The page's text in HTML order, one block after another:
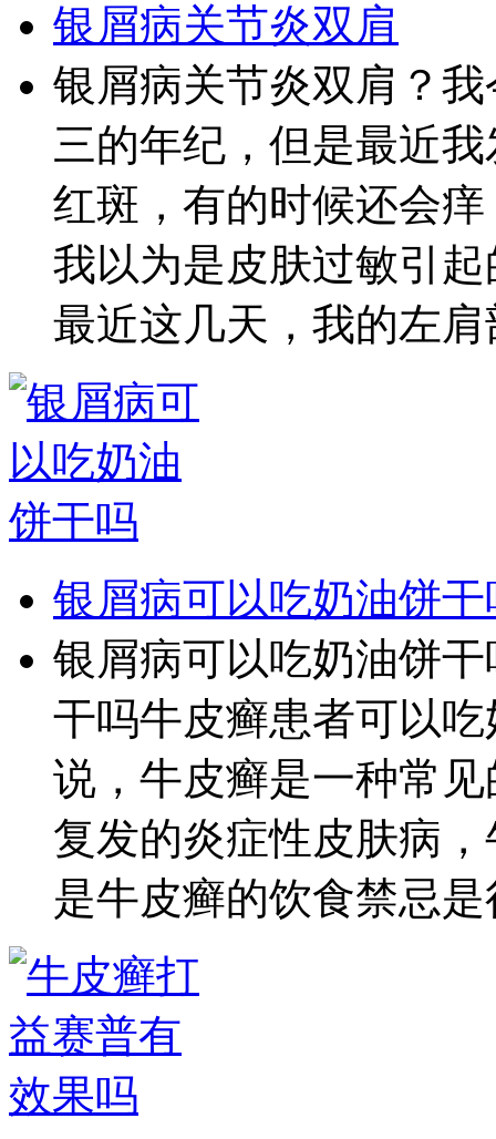
银屑病关节炎双肩
银屑病关节炎双肩？
三的年纪，但是最近
红斑，有的时候还会
我以为是皮肤过敏引
最近这几天，我的左肩
银屑病可以吃奶油饼干
银屑病可以吃奶油饼
干吗牛皮癣患者可以
说，牛皮癣是一种常
复发的炎症性皮肤病
是牛皮癣的饮食禁忌是